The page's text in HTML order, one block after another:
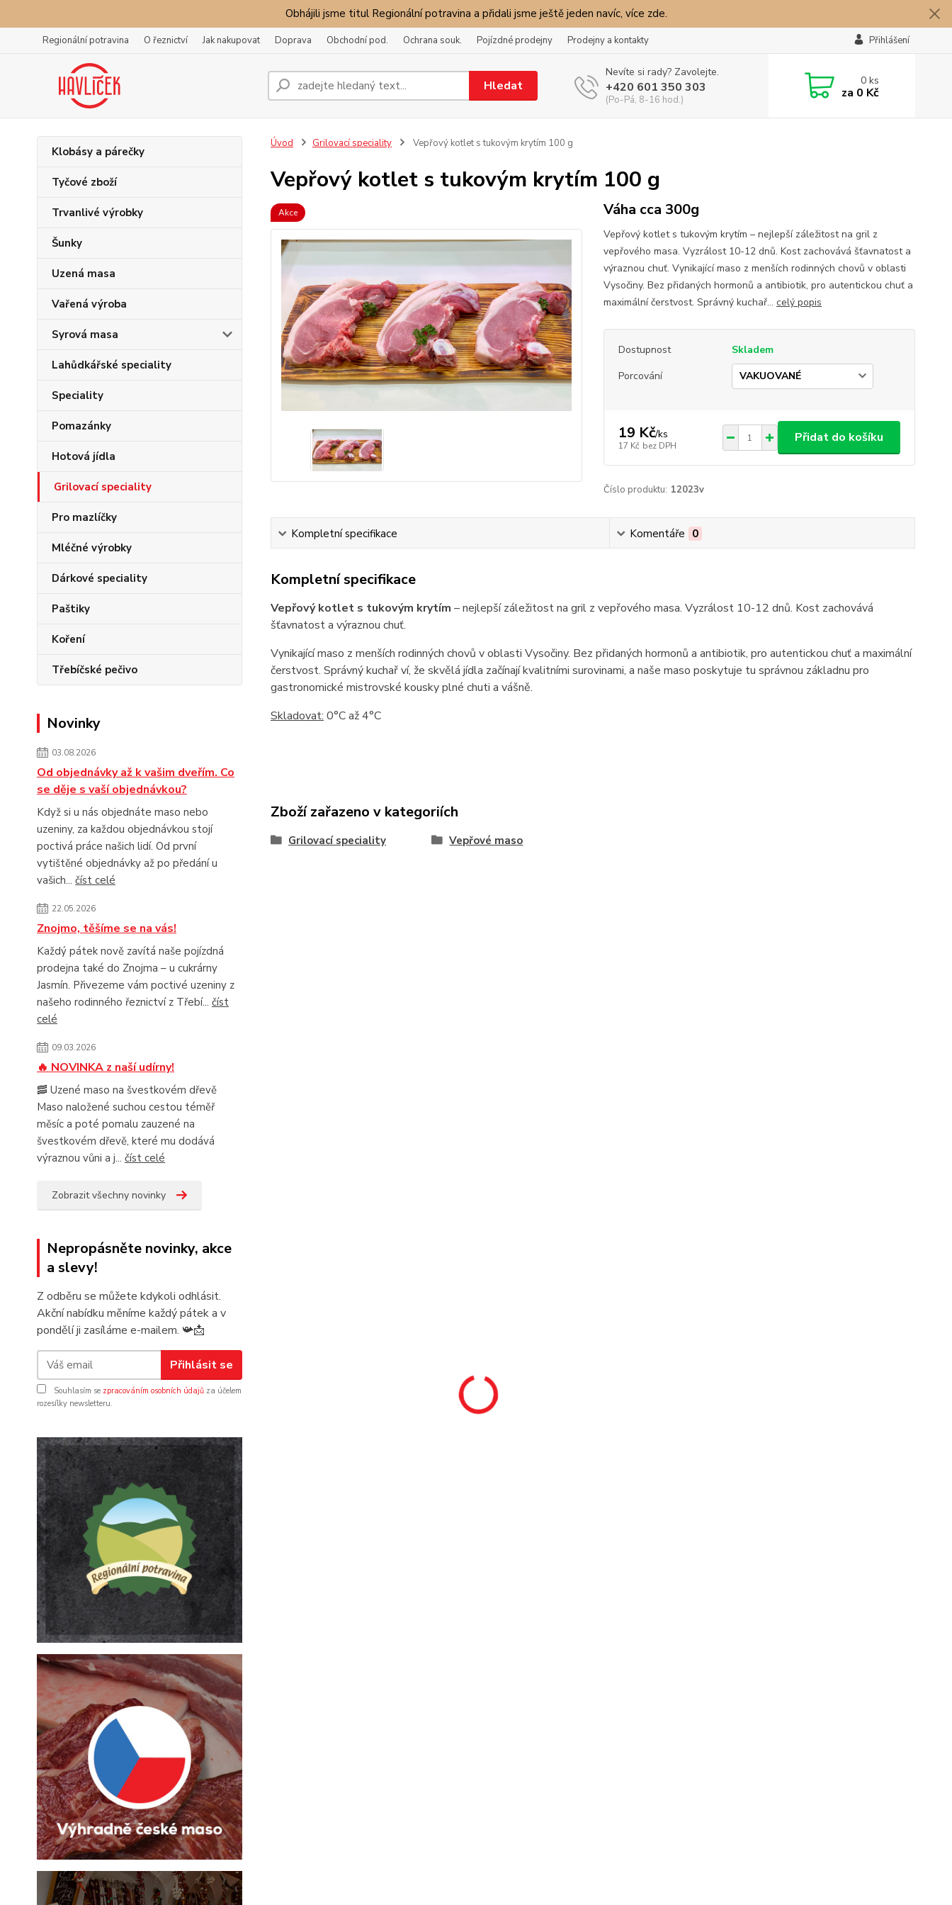
Obhájili jsme titul Regionální potravina a přidali jsme ještě jeden navíc, více zde.
Regionální potravina O řeznictví Jak nakupovat Doprava Obchodní pod. Ochrana souk. Pojízdné prodejny Prodejny a kontakty Přihlášení
Hledat
Nevíte si rady? Zavolejte.
+420 601 350 303
(Po-Pá, 8-16 hod.)
0ks
za 0 Kč
Klobásy a párečky
Tyčové zboží
Trvanlivé výrobky
Šunky
Uzená masa
Vařená výroba
Syrová masa
Lahůdkářské speciality
Speciality
Pomazánky
Hotová jídla
Grilovací speciality
Pro mazlíčky
Mléčné výrobky
Dárkové speciality
Paštiky
Koření
Třebíčské pečivo
Novinky
03.08.2026
Od objednávky až k vašim dveřím. Co
se děje s vaší objednávkou?
Když si u nás objednáte maso nebo
uzeniny, za každou objednávkou stojí
poctivá práce našich lidí. Od první
vytištěné objednávky až po předání u
vašich... číst celé
22.05.2026
Znojmo, těšíme se na vás!
Každý pátek nově zavítá naše pojízdná
prodejna také do Znojma – u cukrárny
Jasmín. Přivezeme vám poctivé uzeniny z
našeho rodinného řeznictví z Třebí... číst
celé
09.03.2026
🔥 NOVINKA z naší udírny!
🥓 Uzené maso na švestkovém dřevě
Maso naložené suchou cestou téměř
měsíc a poté pomalu zauzené na
švestkovém dřevě, které mu dodává
výraznou vůni a j... číst celé
Zobrazit všechny novinky
Nepropásněte novinky, akce
a slevy!
Z odběru se můžete kdykoli odhlásit.
Akční nabídku měníme každý pátek a v
pondělí ji zasíláme e-mailem. 📯📩
Přihlásit se
Souhlasím se zpracováním osobních údajů za účelem
rozesílky newsletteru.
Úvod Grilovací speciality Vepřový kotlet s tukovým krytím 100 g
Vepřový kotlet s tukovým krytím 100 g
Akce Váha cca 300g
Vepřový kotlet s tukovým krytím – nejlepší záležitost na gril z
vepřového masa. Vyzrálost 10-12 dnů. Kost zachovává šťavnatost a
výraznou chuť. Vynikající maso z menších rodinných chovů v oblasti
Vysočiny. Bez přidaných hormonů a antibiotik, pro autentickou chuť a
maximální čerstvost. Správný kuchař... celý popis
Dostupnost
Skladem
Porcování
19 Kč/ks
17 Kč bez DPH
Přidat do košíku
Číslo produktu: 12023v
Kompletní specifikace Komentáře 0
Kompletní specifikace
Vepřový kotlet s tukovým krytím – nejlepší záležitost na gril z vepřového masa. Vyzrálost 10-12 dnů. Kost zachovává
šťavnatost a výraznou chuť.
Vynikající maso z menších rodinných chovů v oblasti Vysočiny. Bez přidaných hormonů a antibiotik, pro autentickou chuť a maximální
čerstvost. Správný kuchař ví, že skvělá jídla začínají kvalitními surovinami, a naše maso poskytuje tu správnou základnu pro
gastronomické mistrovské kousky plné chuti a vášně.
Skladovat: 0°C až 4°C
Zboží zařazeno v kategoriích
Grilovací speciality Vepřové maso